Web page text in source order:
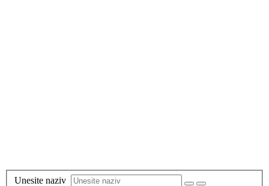
Unesite naziv